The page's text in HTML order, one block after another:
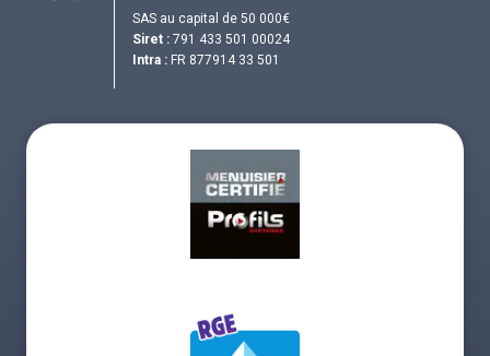
SAS au capital de 50 000€
Siret : 791 433 501 00024
Intra : FR 877914 33 501